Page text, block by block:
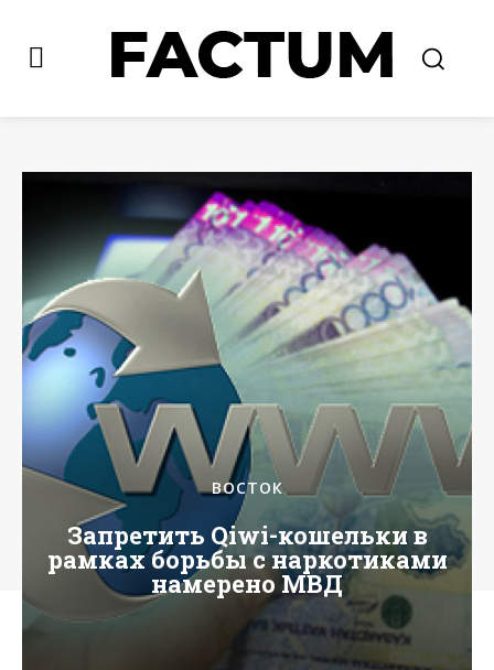
ВОСТОК
Запретить Qiwi-кошельки в
рамках борьбы с наркотиками
намерено МВД